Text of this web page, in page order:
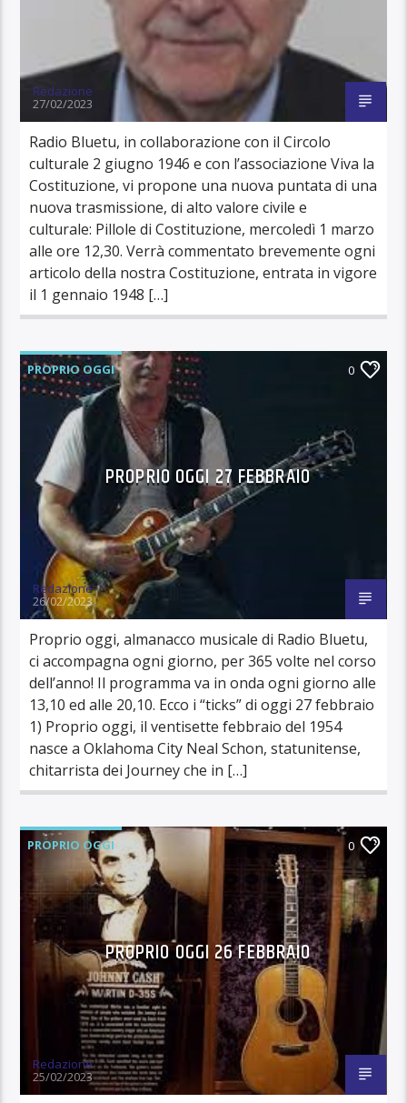
Redazione
27/02/2023
Radio Bluetu, in collaborazione con il Circolo
culturale 2 giugno 1946 e con l’associazione Viva la
Costituzione, vi propone una nuova puntata di una
nuova trasmissione, di alto valore civile e
culturale: Pillole di Costituzione, mercoledì 1 marzo
alle ore 12,30. Verrà commentato brevemente ogni
articolo della nostra Costituzione, entrata in vigore
il 1 gennaio 1948 […]
PROPRIO OGGI 0
PROPRIO OGGI 27 FEBBRAIO
Redazione
26/02/2023
Proprio oggi, almanacco musicale di Radio Bluetu,
ci accompagna ogni giorno, per 365 volte nel corso
dell’anno! Il programma va in onda ogni giorno alle
13,10 ed alle 20,10. Ecco i “ticks” di oggi 27 febbraio
1) Proprio oggi, il ventisette febbraio del 1954
nasce a Oklahoma City Neal Schon, statunitense,
chitarrista dei Journey che in […]
PROPRIO OGGI 0
PROPRIO OGGI 26 FEBBRAIO
Redazione
25/02/2023